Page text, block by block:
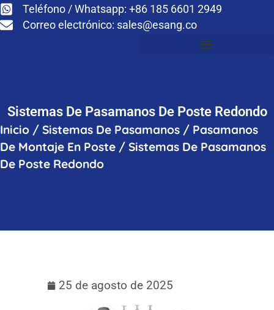
Teléfono / Whatsapp: +86 185 6601 2949
Correo electrónico: sales@esang.co
Sistemas De Pasamanos De Poste Redondo
Inicio / Sistemas De Pasamanos / Pasamanos
De Montaje En Poste / Sistemas De Pasamanos
De Poste Redondo
25 de agosto de 2025